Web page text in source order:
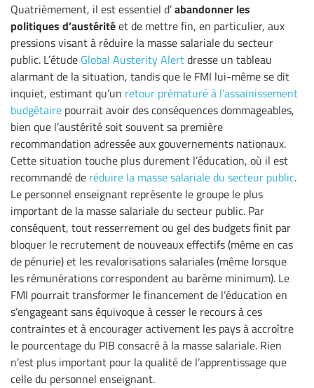
Quatrièmement, il est essentiel d’abandonner les
politiques d’austéritéet de mettre fin, en particulier, aux
pressions visant à réduire la masse salariale du secteur
public. L’étude Global Austerity Alertdresse un tableau
alarmant de la situation, tandis que le FMI lui-même se dit
inquiet, estimant qu’un retour prématuré à l’assainissement
budgétaire pourrait avoir des conséquences dommageables,
bien que l’austérité soit souvent sa première
recommandation adressée aux gouvernements nationaux.
Cette situation touche plus durement l’éducation, où il est
recommandé de réduire la masse salariale du secteur public.
Le personnel enseignant représente le groupe le plus
important de la masse salariale du secteur public. Par
conséquent, tout resserrement ou gel des budgets finit par
bloquer le recrutement de nouveaux effectifs (même en cas
de pénurie) et les revalorisations salariales (même lorsque
les rémunérations correspondent au barème minimum). Le
FMI pourrait transformer le financement de l’éducation en
s’engageant sans équivoque à cesser le recours à ces
contraintes et à encourager activement les pays à accroître
le pourcentage du PIB consacré à la masse salariale. Rien
n’est plus important pour la qualité de l’apprentissage que
celle du personnel enseignant.